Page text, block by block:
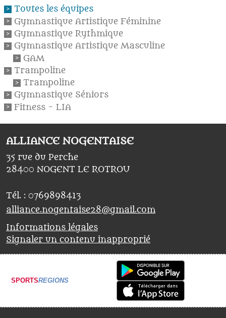
Toutes les équipes
Gymnastique Artistique Féminine
Gymnastique Rythmique
Gymnastique Artistique Masculine
GAM
Trampoline
Trampoline
Gymnastique Séniors
Fitness - LIA
ALLIANCE NOGENTAISE
35 rue du Perche
28400 NOGENT LE ROTROU
Tél. : 0769898413
alliance.nogentaise28@gmail.com
Informations légales
Signaler un contenu inapproprié
SPORTSREGIONS